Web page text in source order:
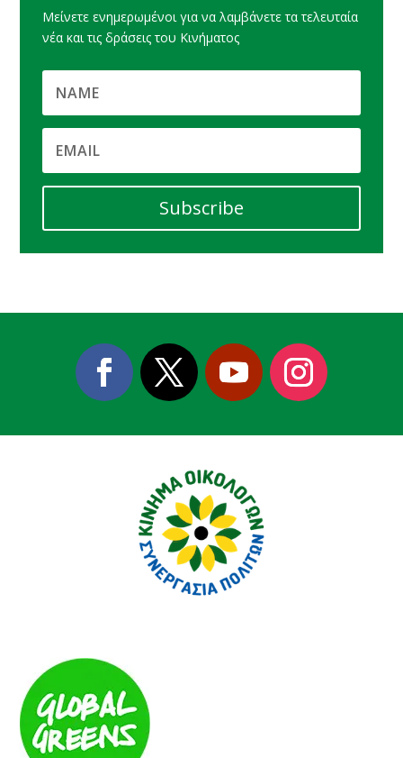
Μείνετε ενημερωμένοι για να λαμβάνετε τα τελευταία
νέα και τις δράσεις του Κινήματος
Subscribe